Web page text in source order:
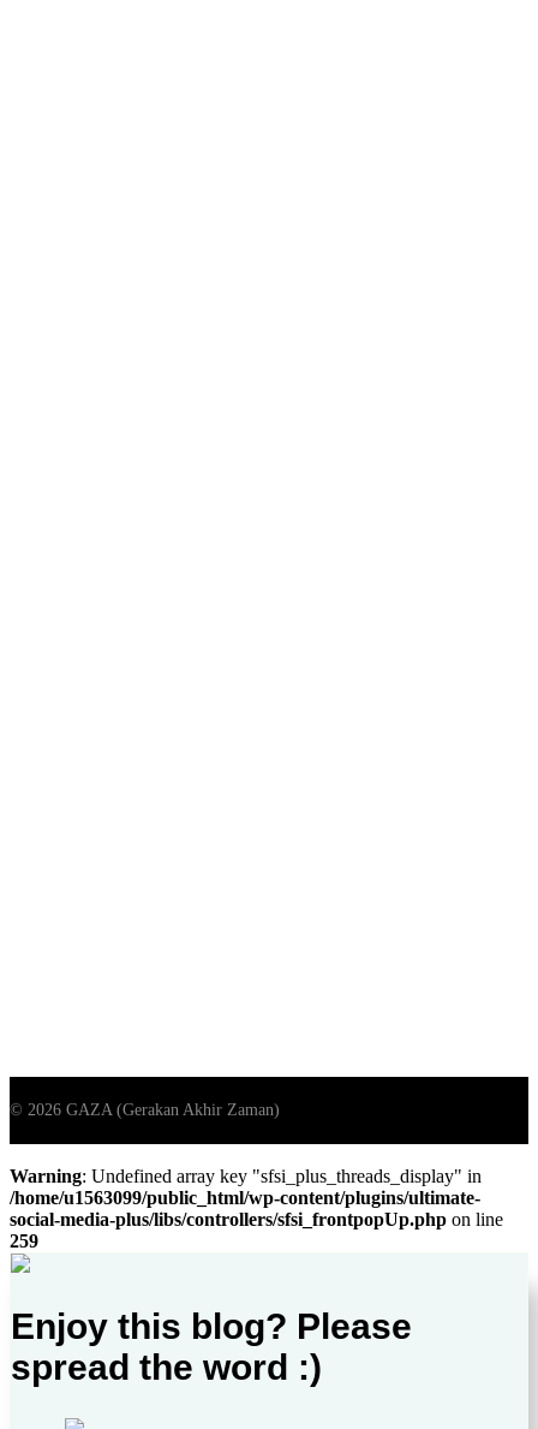
Warning: Undefined array key "sfsi_plus_threads_display" in
/home/u1563099/public_html/wp-content/plugins/ultimate-
social-media-plus/libs/controllers/sfsi_frontpopUp.php on line
259
Enjoy this blog? Please
spread the word :)